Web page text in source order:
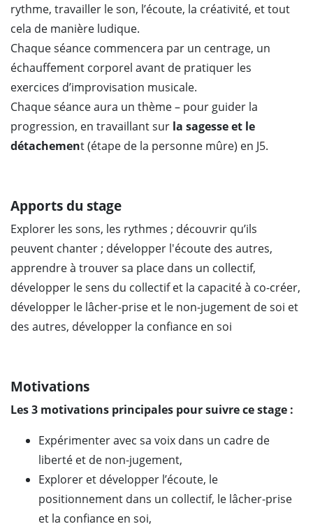
rythme, travailler le son, l’écoute, la créativité, et tout
cela de manière ludique.
Chaque séance commencera par un centrage, un
échauffement corporel avant de pratiquer les
exercices d’improvisation musicale.
Chaque séance aura un thème – pour guider la
progression, en travaillant sur la sagesse et le
détachement (étape de la personne mûre) en J5.
Apports du stage
Explorer les sons, les rythmes ; découvrir qu’ils
peuvent chanter ; développer l'écoute des autres,
apprendre à trouver sa place dans un collectif,
développer le sens du collectif et la capacité à co-créer,
développer le lâcher-prise et le non-jugement de soi et
des autres, développer la confiance en soi
Motivations
Les 3 motivations principales pour suivre ce stage :
Expérimenter avec sa voix dans un cadre de
liberté et de non-jugement,
Explorer et développer l’écoute, le
positionnement dans un collectif, le lâcher-prise
et la confiance en soi,